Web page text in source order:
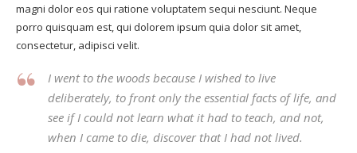
magni dolor eos qui ratione voluptatem sequi nesciunt. Neque
porro quisquam est, qui dolorem ipsum quia dolor sit amet,
consectetur, adipisci velit.
I went to the woods because I wished to live
deliberately, to front only the essential facts of life, and
see if I could not learn what it had to teach, and not,
when I came to die, discover that I had not lived.